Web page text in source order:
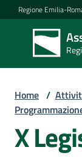
Vai al contenuto
Vai alla navigazione
Vai al footer
Regione Emilia-
Regione
Assemblea
Home /
X